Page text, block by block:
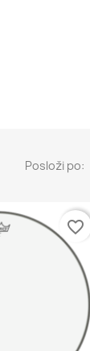
Posloži po:
favorite_border